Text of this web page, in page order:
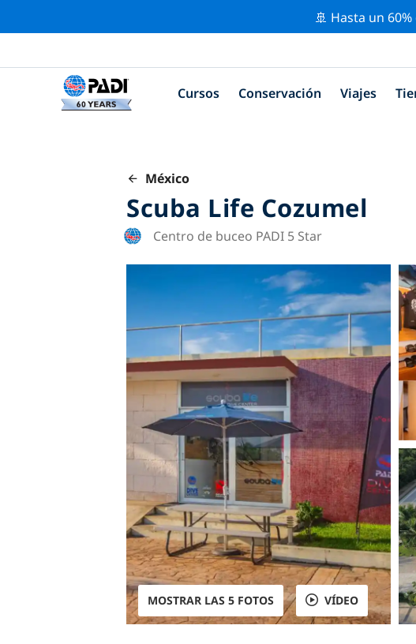
🚢 Hasta un
Cursos Conservación Viajes
México
Scuba Life Cozumel
Centro de buceo PADI 5 Star
MOSTRAR LAS 5 FOTOS VÍDEO